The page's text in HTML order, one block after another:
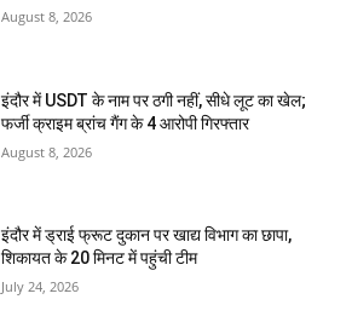
August 8, 2026
इंदौर में USDT के नाम पर ठगी नहीं, सीधे लूट का खेल;
फर्जी क्राइम ब्रांच गैंग के 4 आरोपी गिरफ्तार
August 8, 2026
इंदौर में ड्राई फ्रूट दुकान पर खाद्य विभाग का छापा,
शिकायत के 20 मिनट में पहुंची टीम
July 24, 2026